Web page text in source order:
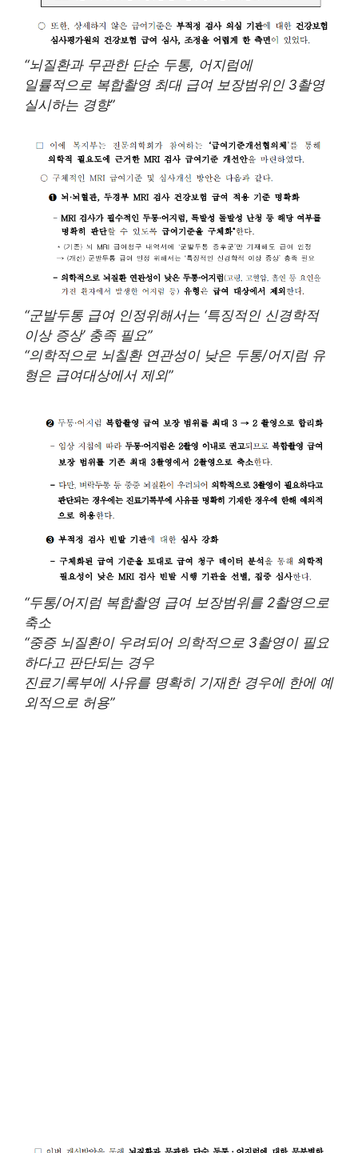
“뇌질환과 무관한 단순 두통, 어지럼에
일률적으로 복합촬영 최대 급여 보장범위인 3촬영
실시하는 경향”
“군발두통 급여 인정위해서는 ‘특징적인 신경학적
이상 증상’ 충족 필요”
“의학적으로 뇌칠환 연관성이 낮은 두통/어지럼 유
형은 급여대상에서 제외”
“두통/어지럼 복합촬영 급여 보장범위를 2촬영으로
축소
“중증 뇌질환이 우려되어 의학적으로 3촬영이 필요
하다고 판단되는 경우
진료기록부에 사유를 명확히 기재한 경우에 한에 예
외적으로 허용”